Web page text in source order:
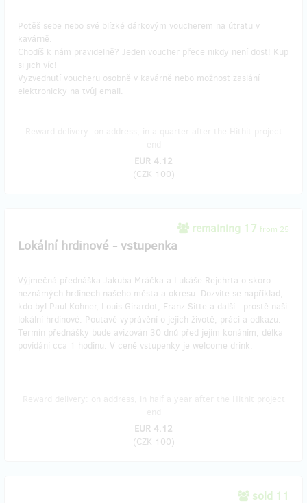
Potěš sebe nebo své blízké dárkovým voucherem na útratu v
kavárně.
Chodíš k nám pravidelně? Jeden voucher přece nikdy není dost! Kup
si jich víc!
Vyzvednutí voucheru osobně v kavárně nebo možnost zaslání
elektronicky na tvůj email.
EUR 4.12
(CZK 100)
remaining 17 from 25
Lokální hrdinové - vstupenka
Výjmečná přednáška Jakuba Mráčka a Lukáše Rejchrta o skoro
neznámých hrdinech našeho města a okresu. Dozvíte se například,
kdo byl Paul Kohner, Louis Girardot, Franz Sitte a další...prostě naši
lokální hrdinové. Poutavé vyprávění o jejich životě, práci a odkazu.
Termín přednášky bude avizován 30 dnů před jejím konáním, délka
povídání cca 1 hodinu. V ceně vstupenky je welcome drink.
EUR 4.12
(CZK 100)
sold 11